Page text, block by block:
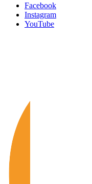
Facebook
Instagram
YouTube